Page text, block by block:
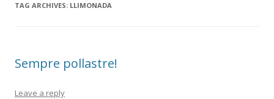
TAG ARCHIVES: LLIMONADA
Sempre pollastre!
Leave a reply